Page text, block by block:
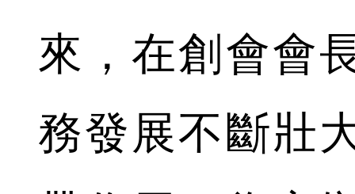
來，在創會會
務發展不斷壯